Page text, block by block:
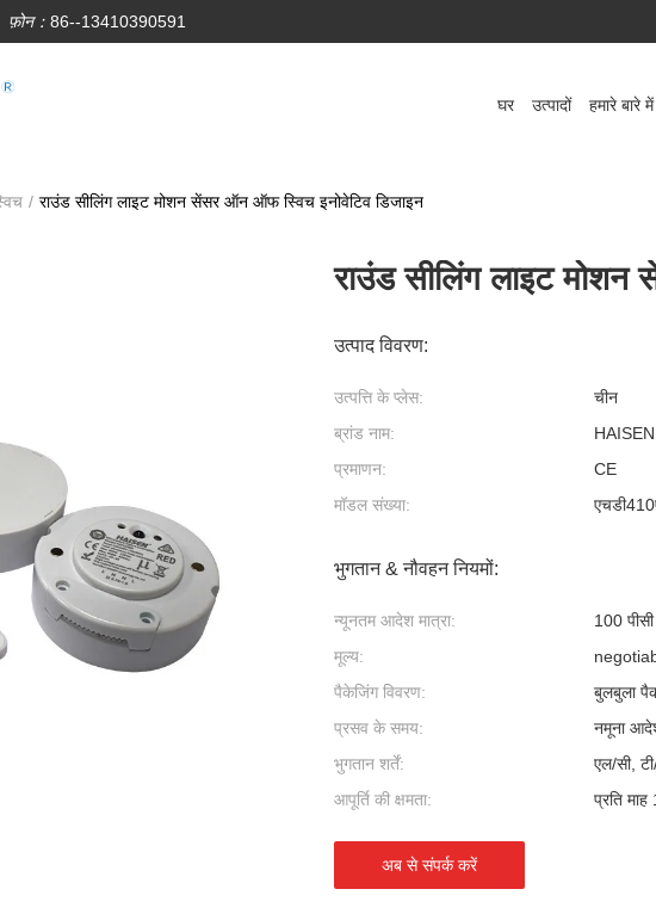
फ़ोन： 86--13410390591
घर उत्पादों हमारे बारे में
/ राउंड सीलिंग लाइट मोशन सेंसर ऑन ऑफ स्विच इनोवेटिव डिजाइन
राउंड सीलिंग लाइट
उत्पाद विवरण:
उत्पत्ति के प्लेस:
चीन
ब्रांड नाम:
HAISEN
प्रमाणन:
CE
मॉडल संख्या:
भुगतान & नौवहन नियमों:
न्यूनतम आदेश मात्रा:
100 पीसी
मूल्य:
पैकेजिंग विवरण:
बुलबुला
प्रसव के समय:
नमूना
भुगतान शर्तें:
एल/सी,
आपूर्ति की क्षमता:
प्रति
अब से संपर्क करें